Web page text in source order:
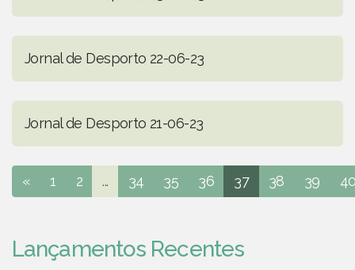
Jornal de Desporto 22-06-23
Jornal de Desporto 21-06-23
« 1 2 ... 34 35 36 37 38 39
Lançamentos Recentes